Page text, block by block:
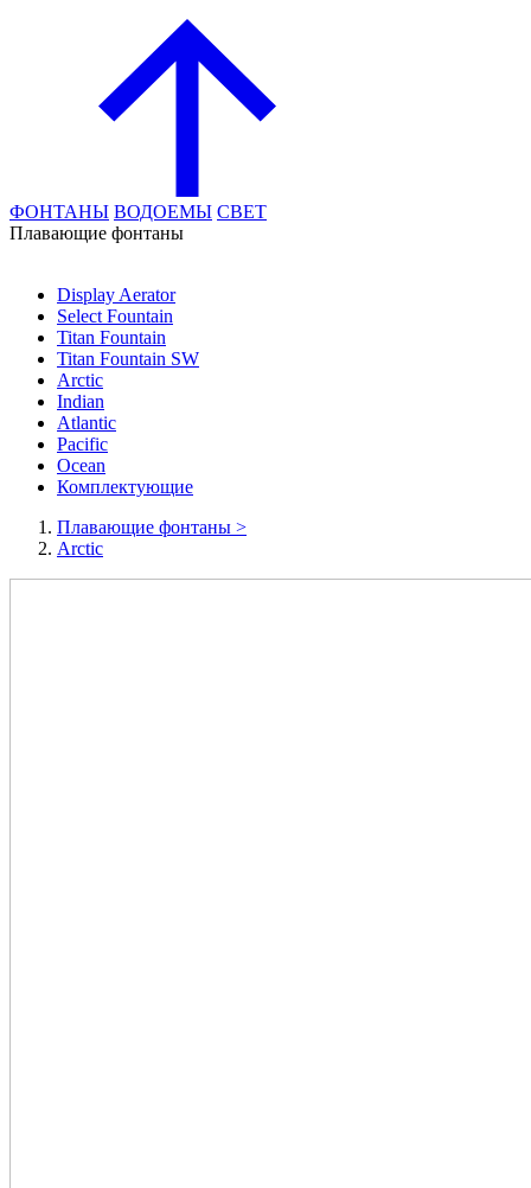
ФОНТАНЫ ВОДОЕМЫ СВЕТ
Плавающие фонтаны
Display Aerator
Select Fountain
Titan Fountain
Titan Fountain SW
Arctic
Indian
Atlantic
Pacific
Ocean
Комплектующие
Плавающие фонтаны >
Arctic